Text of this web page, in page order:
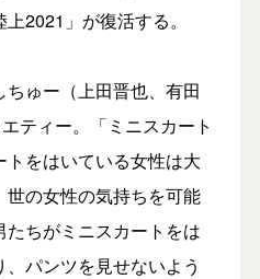
2021」が復活する。
ゅー（上田晋也、有田
ティー。「ミニスカート
をはいている女性は大
の女性の気持ちを可能
ちがミニスカートをは
パンツを見せないよう